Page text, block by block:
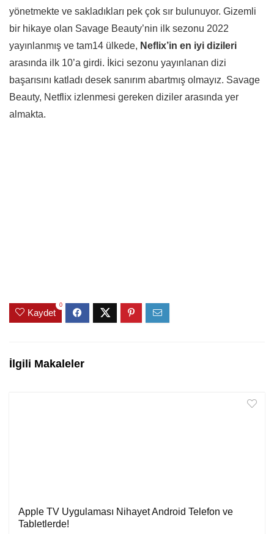
yönetmekte ve sakladıkları pek çok sır bulunuyor. Gizemli
bir hikaye olan Savage Beauty’nin ilk sezonu 2022
yayınlanmış ve tam14 ülkede, Neflix’in en iyi dizileri
arasında ilk 10’a girdi. İkici sezonu yayınlanan dizi
başarısını katladı desek sanırım abartmış olmayız. Savage
Beauty, Netflix izlenmesi gereken diziler arasında yer
almakta.
Kaydet
0
İlgili Makaleler
Apple TV Uygulaması Nihayet Android Telefon ve
Tabletlerde!